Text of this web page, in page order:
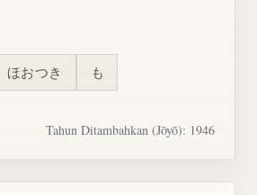
ほおつき も
Tahun Ditambahkan (Jōyō): 1946